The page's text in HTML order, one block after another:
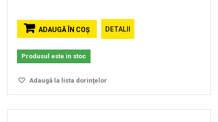
ADAUGĂ ÎN COŞ DETALII
Produsul este in stoc
Adaugă la lista dorinţelor